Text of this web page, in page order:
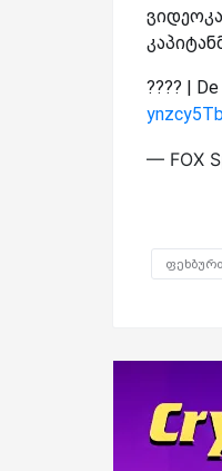
???? |
— FOX